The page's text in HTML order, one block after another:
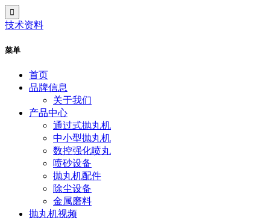
技术资料
菜单
首页
品牌信息
关于我们
产品中心
通过式抛丸机
中小型抛丸机
数控强化喷丸
喷砂设备
抛丸机配件
除尘设备
金属磨料
抛丸机视频